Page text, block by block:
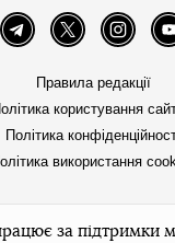
TelegramTwitter
Правила редакції
користування
Політика
використання
за підтримки